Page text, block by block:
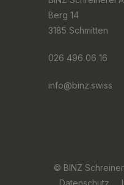
Berg 14
3185 Schmitten
026 496 06 16
info@binz.swiss
© BINZ
Datenschutz